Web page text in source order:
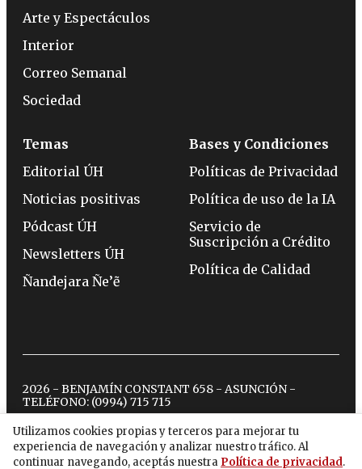
Utilizamos cookies propias y terceros para mejorar tu
experiencia de navegación y analizar nuestro tráfico. Al
continuar navegando, aceptás nuestra Política de privacidad.
Arte y Espectáculos
Interior
Correo Semanal
Sociedad
Temas
Editorial ÚH
Noticias positivas
Pódcast ÚH
Newsletters ÚH
Ñandejara Ñe’ẽ
Bases y Condiciones
Políticas de Privacidad
Política de uso de la IA
Servicio de
Suscripción a Crédito
Política de Calidad
2026 - BENJAMÍN CONSTANT 658 - ASUNCIÓN -
TELÉFONO: (0994) 715 715
twitterinstagram
facebook
tiktokyoutubespotify